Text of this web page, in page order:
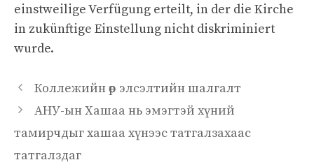
einstweilige Verfügung erteilt, in der die Kirche
in zukünftige Einstellung nicht diskriminiert
wurde.
Коллежийн өөр элсэлтийн шалгалт
АНУ-ын Хашаа нь эмэгтэй хүний ​​
тамирчдыг хашаа хүнээс татгалзахаас
татгалздаг